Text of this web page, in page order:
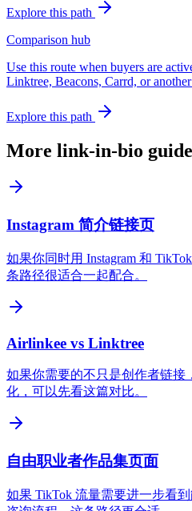
Explore this path
Comparison hub
Use this route when buyers are
Linktree, Beacons, Carrd, or
Explore this path
More link-in-bio
Instagram 简介链接页
如果你同时用 Instagram 和
条路径很适合一起配合。
Airlinkee vs Linktree
如果你需要的不只是创作者链接
化，可以先看这篇对比。
自由职业者作品集页面
如果 TikTok 流量需要进一步看